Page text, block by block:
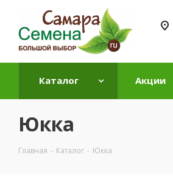
Каталог Акции
Юкка
Главная - Каталог - Юкка